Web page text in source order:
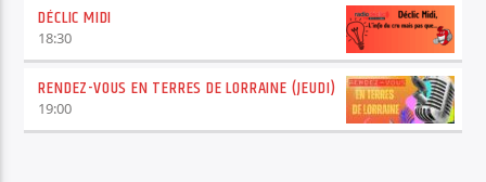
DÉCLIC MIDI
18:30
RENDEZ-VOUS EN TERRES DE LORRAINE (JEUDI)
19:00